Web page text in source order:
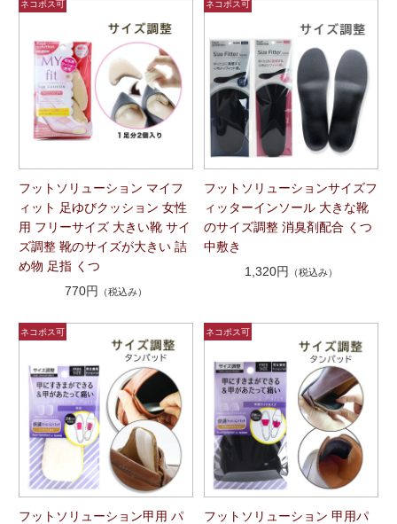
フットソリューション マイフ
ィット 足ゆびクッション 女性
用 フリーサイズ 大きい靴 サイ
ズ調整 靴のサイズが大きい 詰
め物 足指 くつ
770円
（税込み）
フットソリューションサイズフ
ィッターインソール 大きな靴
のサイズ調整 消臭剤配合 くつ
中敷き
1,320円
（税込み）
フットソリューション甲用 パ
フットソリューション 甲用パ